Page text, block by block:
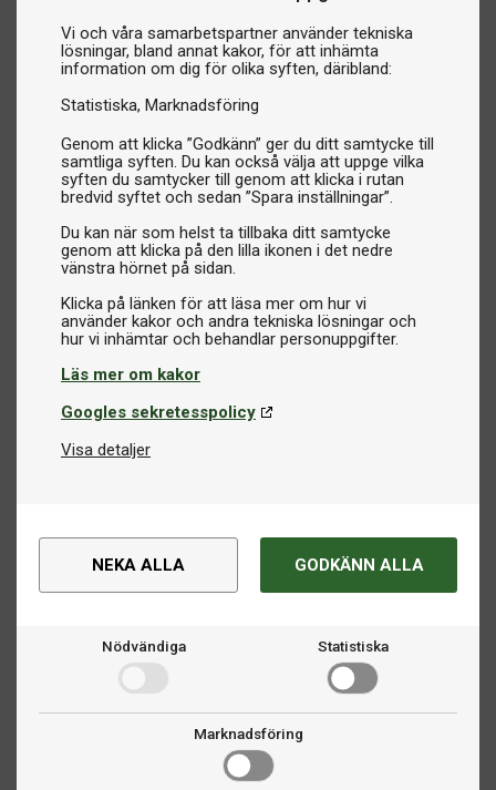
Vi och våra samarbetspartner använder tekniska
lösningar, bland annat kakor, för att inhämta
information om dig för olika syften, däribland:
Statistiska Marknadsföring
Genom att klicka ”Godkänn” ger du ditt samtycke till
samtliga syften. Du kan också välja att uppge vilka
syften du samtycker till genom att klicka i rutan
bredvid syftet och sedan ”Spara inställningar”.
Du kan när som helst ta tillbaka ditt samtycke
genom att klicka på den lilla ikonen i det nedre
vänstra hörnet på sidan.
Klicka på länken för att läsa mer om hur vi
använder kakor och andra tekniska lösningar och
Läs mer om kakor
Googles sekretesspolicy
Visa detaljer
NEKA ALLA GODKÄNN ALLA
Nödvändiga Statistiska
Marknadsföring